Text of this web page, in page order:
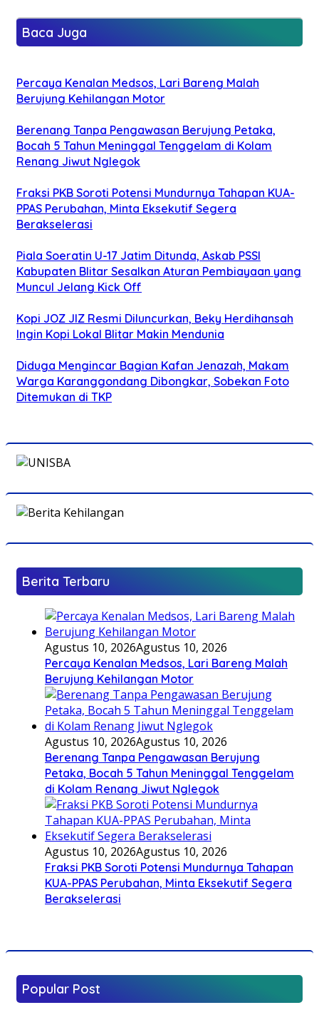
Baca Juga
Percaya Kenalan Medsos, Lari Bareng Malah
Berujung Kehilangan Motor
Berenang Tanpa Pengawasan Berujung Petaka,
Bocah 5 Tahun Meninggal Tenggelam di Kolam
Renang Jiwut Nglegok
Fraksi PKB Soroti Potensi Mundurnya Tahapan KUA-
PPAS Perubahan, Minta Eksekutif Segera
Berakselerasi
Piala Soeratin U-17 Jatim Ditunda, Askab PSSI
Kabupaten Blitar Sesalkan Aturan Pembiayaan yang
Muncul Jelang Kick Off
Kopi JOZ JIZ Resmi Diluncurkan, Beky Herdihansah
Ingin Kopi Lokal Blitar Makin Mendunia
Diduga Mengincar Bagian Kafan Jenazah, Makam
Warga Karanggondang Dibongkar, Sobekan Foto
Ditemukan di TKP
Berita Terbaru
Agustus 10, 2026Agustus 10, 2026
Percaya Kenalan Medsos, Lari Bareng Malah
Berujung Kehilangan Motor
Agustus 10, 2026Agustus 10, 2026
Berenang Tanpa Pengawasan Berujung
Petaka, Bocah 5 Tahun Meninggal Tenggelam
di Kolam Renang Jiwut Nglegok
Agustus 10, 2026Agustus 10, 2026
Fraksi PKB Soroti Potensi Mundurnya Tahapan
KUA-PPAS Perubahan, Minta Eksekutif Segera
Berakselerasi
Popular Post